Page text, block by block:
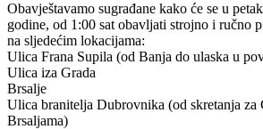
Obavještavamo sugrađane kako će se u
godine, od 1:00 sat obavljati strojno i ručno
na sljedećim lokacijama:
Ulica Frana Supila (od Banja do ulaska u
Ulica iza Grada
Brsalje
Ulica branitelja Dubrovnika (od skretanja za
Brsaljama)